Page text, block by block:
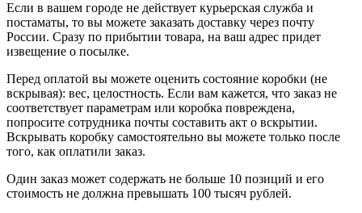
Если в вашем городе не действует курьерская служба и
постаматы, то вы можете заказать доставку через почту
России. Сразу по прибытии товара, на ваш адрес придет
извещение о посылке.
Перед оплатой вы можете оценить состояние коробки (не
вскрывая): вес, целостность. Если вам кажется, что заказ не
соответствует параметрам или коробка повреждена,
попросите сотрудника почты составить акт о вскрытии.
Вскрывать коробку самостоятельно вы можете только после
того, как оплатили заказ.
Один заказ может содержать не больше 10 позиций и его
стоимость не должна превышать 100 тысяч рублей.